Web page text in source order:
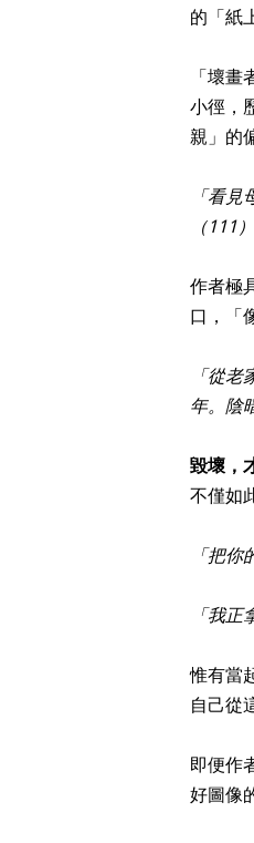
的「紙
「壞
小徑，
親」的
「看
（111）
作者極
口，「
「從
年。陰
毀壞，
不僅如
「把
「我
惟有當
自己從
即便作
好圖像